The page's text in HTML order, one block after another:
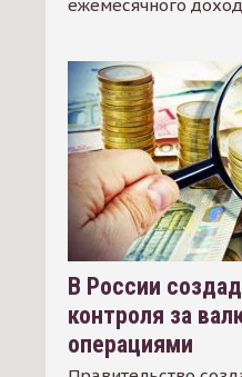
ежемесячного доход
В России
контроля за
операциями